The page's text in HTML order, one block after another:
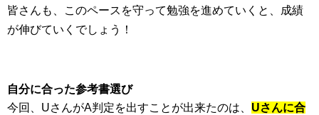
皆さんも、このペースを守って勉強を進めていくと、成績
が伸びていくでしょう！
自分に合った参考書選び
今回、UさんがA判定を出すことが出来たのは、 Uさんに合